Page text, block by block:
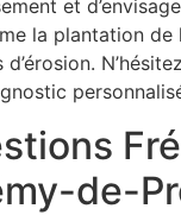
et
la plantation de
de-